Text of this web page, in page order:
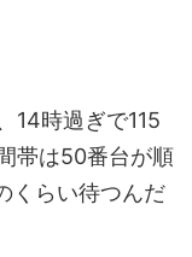
14時過ぎで115
帯は50番台が順
くらい待つんだ